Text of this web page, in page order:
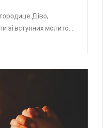
Діво,
зі вступних молитов.